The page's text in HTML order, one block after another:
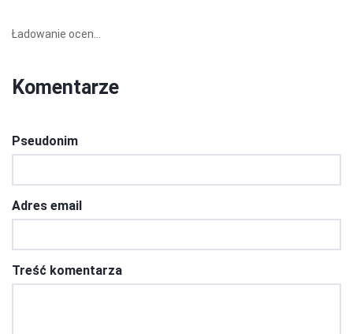
Ładowanie ocen...
Komentarze
Pseudonim
Adres email
Treść komentarza